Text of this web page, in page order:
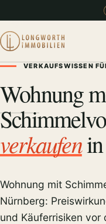
VERKAUFSWISSEN
Wohnung
verkaufenin
Wohnung mit
Nürnberg:
und Käuferrisiken vor